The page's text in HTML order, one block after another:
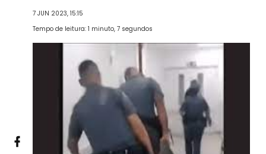
7 JUN 2023, 15:15
Tempo de leitura: 1 minuto, 7 segundos